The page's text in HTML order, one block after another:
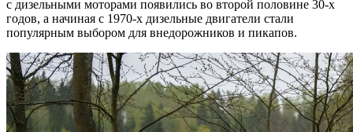
с дизельными моторами появились во второй половине 30-х
годов, а начиная с 1970-х дизельные двигатели стали
популярным выбором для внедорожников и пикапов.